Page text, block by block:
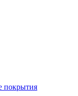
покрытия